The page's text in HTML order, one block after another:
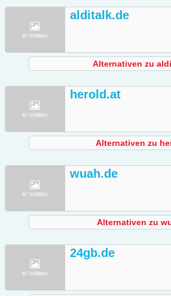
alditalk.de
Alternativen zu
herold.at
Alternativen zu
wuah.de
Alternativen zu
24gb.de